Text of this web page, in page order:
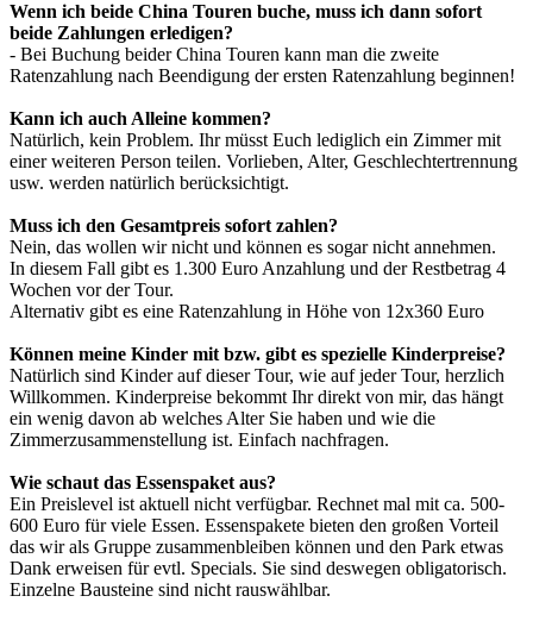
Wenn ich beide China Touren buche, muss ich dann sofort
beide Zahlungen erledigen?
- Bei Buchung beider China Touren kann man die zweite
Ratenzahlung nach Beendigung der ersten Ratenzahlung beginnen!
Kann ich auch Alleine kommen?
Natürlich, kein Problem. Ihr müsst Euch lediglich ein Zimmer mit
einer weiteren Person teilen. Vorlieben, Alter, Geschlechtertrennung
usw. werden natürlich berücksichtigt.
Muss ich den Gesamtpreis sofort zahlen?
Nein, das wollen wir nicht und können es sogar nicht annehmen.
In diesem Fall gibt es 1.300 Euro Anzahlung und der Restbetrag 4
Wochen vor der Tour.
Alternativ gibt es eine Ratenzahlung in Höhe von 12x360 Euro
Können meine Kinder mit bzw. gibt es spezielle Kinderpreise?
Natürlich sind Kinder auf dieser Tour, wie auf jeder Tour, herzlich
Willkommen. Kinderpreise bekommt Ihr direkt von mir, das hängt
ein wenig davon ab welches Alter Sie haben und wie die
Zimmerzusammenstellung ist. Einfach nachfragen.
Wie schaut das Essenspaket aus?
Ein Preislevel ist aktuell nicht verfügbar. Rechnet mal mit ca. 500-
600 Euro für viele Essen. Essenspakete bieten den großen Vorteil
das wir als Gruppe zusammenbleiben können und den Park etwas
Dank erweisen für evtl. Specials. Sie sind deswegen obligatorisch.
Einzelne Bausteine sind nicht rauswählbar.